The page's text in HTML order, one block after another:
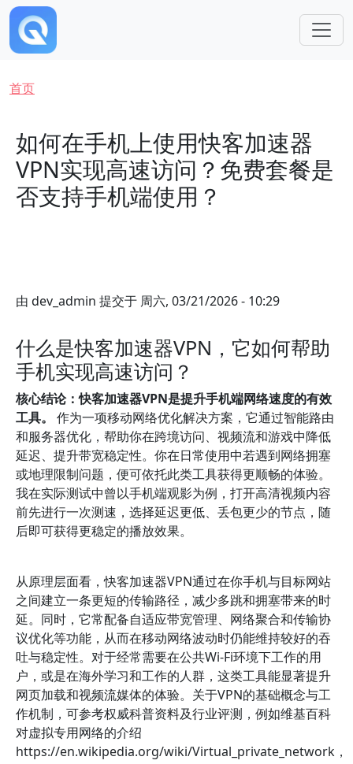
跳转到主要内容
面包屑
首页
如何在手机上使用快客加速器
VPN实现高速访问？免费套餐是
否支持手机端使用？
由 dev_admin 提交于 周六, 03/21/2026 - 10:29
什么是快客加速器VPN，它如何帮助
手机实现高速访问？
核心结论：快客加速器VPN是提升手机端网络速度的有效
工具。
作为一项移动网络优化解决方案，它通过智能路由
和服务器优化，帮助你在跨境访问、视频流和游戏中降低
延迟、提升带宽稳定性。你在日常使用中若遇到网络拥塞
或地理限制问题，便可依托此类工具获得更顺畅的体验。
我在实际测试中曾以手机端观影为例，打开高清视频内容
前先进行一次测速，选择延迟更低、丢包更少的节点，随
后即可获得更稳定的播放效果。
从原理层面看，快客加速器VPN通过在你手机与目标网站
之间建立一条更短的传输路径，减少多跳和拥塞带来的时
延。同时，它常配备自适应带宽管理、网络聚合和传输协
议优化等功能，从而在移动网络波动时仍能维持较好的吞
吐与稳定性。对于经常需要在公共Wi-Fi环境下工作的用
户，或是在海外学习和工作的人群，这类工具能显著提升
网页加载和视频流媒体的体验。关于VPN的基础概念与工
作机制，可参考权威科普资料及行业评测，例如维基百科
对虚拟专用网络的介绍
https://en.wikipedia.org/wiki/Virtual_private_network，